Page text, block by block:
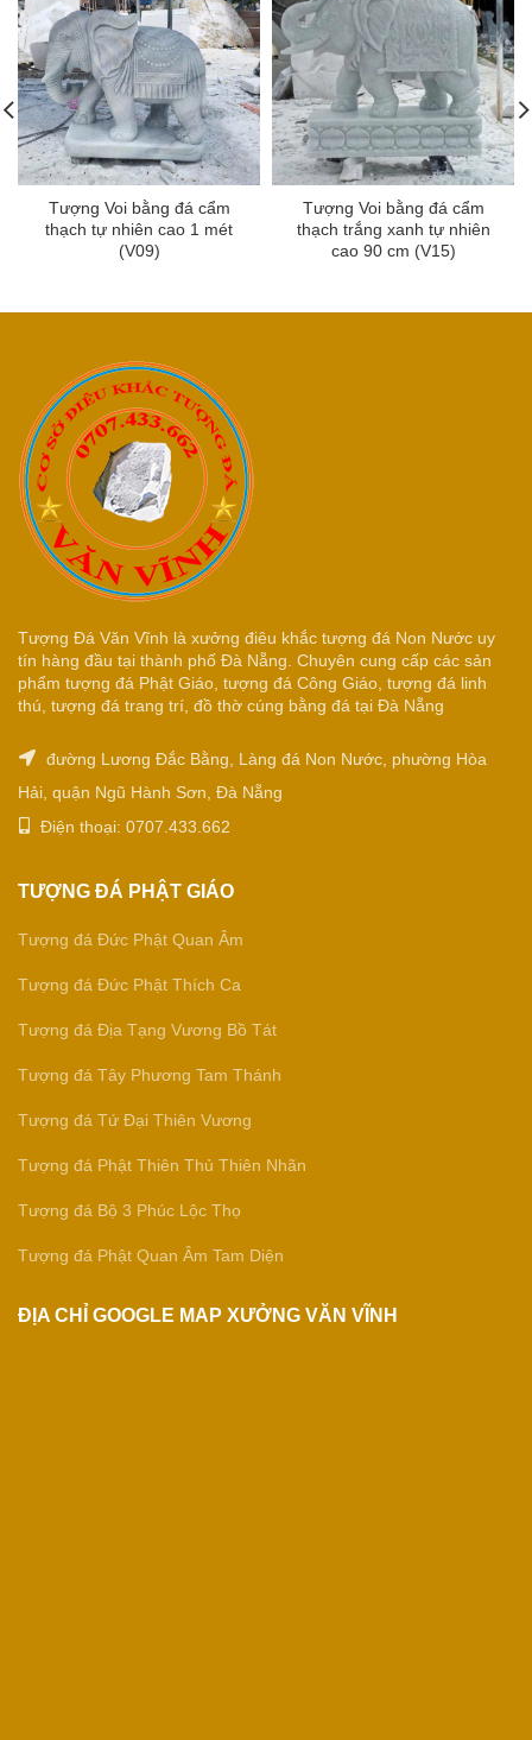
Tượng Voi bằng đá cẩm
thạch tự nhiên cao 1 mét
(V09)
Tượng Voi bằng đá cẩm
thạch trắng xanh tự nhiên
cao 90 cm (V15)
Tượng Đá Văn Vĩnh là xưởng điêu khắc tượng đá Non Nước uy
tín hàng đầu tại thành phố Đà Nẵng. Chuyên cung cấp các sản
phẩm tượng đá Phật Giáo, tượng đá Công Giáo, tượng đá linh
thú, tượng đá trang trí, đồ thờ cúng bằng đá tại Đà Nẵng
đường Lương Đắc Bằng, Làng đá Non Nước, phường Hòa
Hải, quận Ngũ Hành Sơn, Đà Nẵng
Điện thoại: 0707.433.662
TƯỢNG ĐÁ PHẬT GIÁO
Tượng đá Đức Phật Quan Âm
Tượng đá Đức Phật Thích Ca
Tượng đá Địa Tạng Vương Bồ Tát
Tượng đá Tây Phương Tam Thánh
Tượng đá Tứ Đại Thiên Vương
Tượng đá Phật Thiên Thủ Thiên Nhãn
Tượng đá Bộ 3 Phúc Lộc Thọ
Tượng đá Phật Quan Âm Tam Diện
ĐỊA CHỈ GOOGLE MAP XƯỞNG VĂN VĨNH